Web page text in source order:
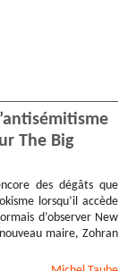
The Big
des dégâts que
lorsqu’il accède
d’observer New
maire, Zohran